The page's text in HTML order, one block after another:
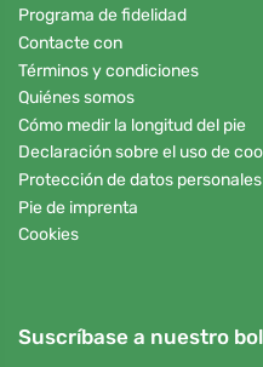
Programa de fidelidad
Contacte con
Términos y condiciones
Quiénes somos
Cómo medir la longitud del pie
Declaración sobre el uso de
Protección de datos personales
Pie de imprenta
Cookies
Suscríbase a nuestro